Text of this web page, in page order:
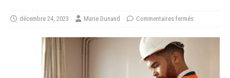
décembre 24, 2023 Marie Dunand Commentaires fermés